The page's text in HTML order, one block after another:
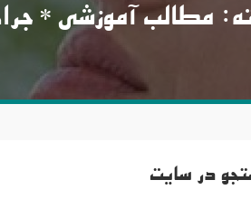
مطالب آموزشی *
در سایت